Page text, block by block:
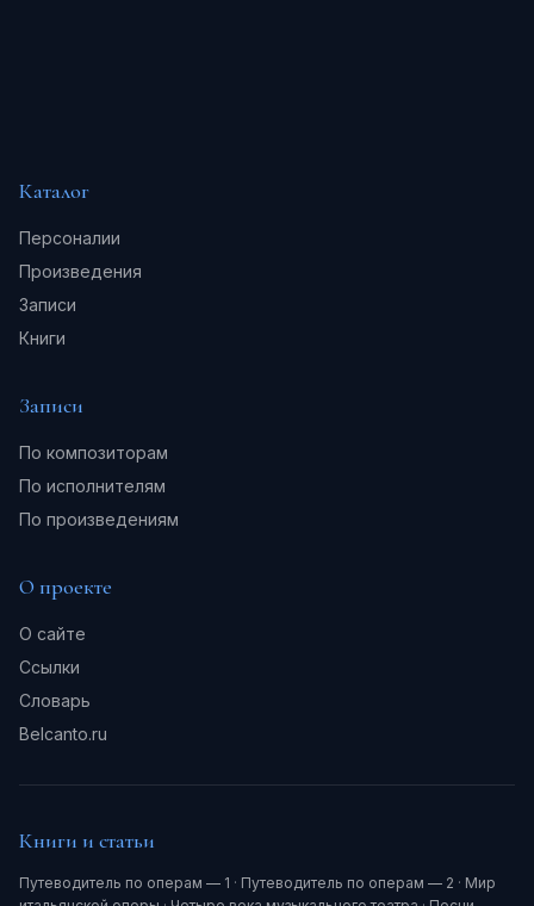
Каталог
Персоналии
Произведения
Записи
Книги
Записи
По композиторам
По исполнителям
По произведениям
О проекте
О сайте
Ссылки
Словарь
Belcanto.ru
Книги и статьи
Путеводитель по операм — 1 · Путеводитель по операм — 2 · Мир